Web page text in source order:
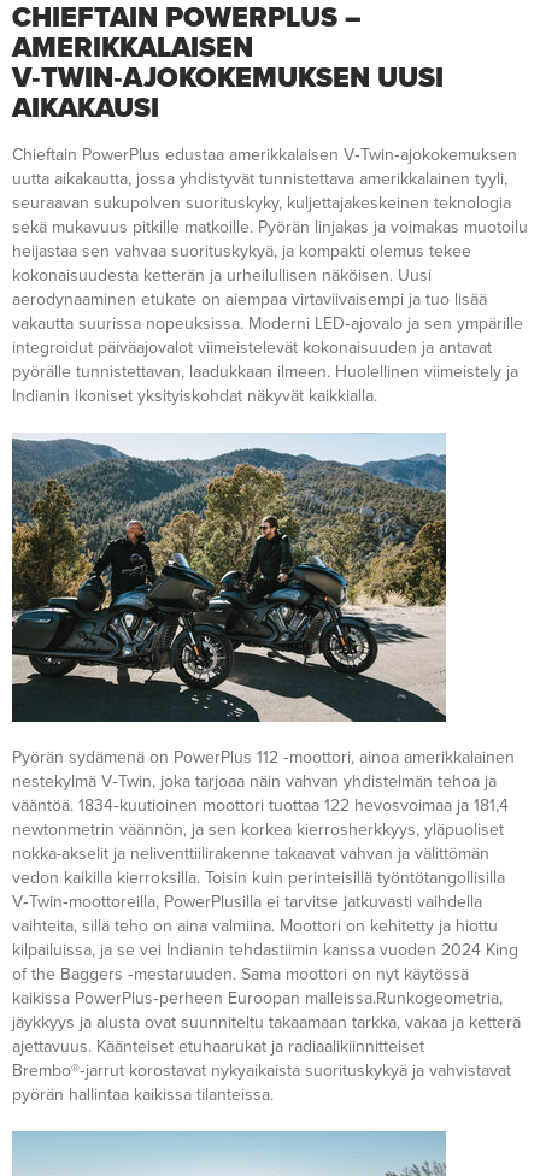
CHIEFTAIN POWERPLUS –
AMERIKKALAISEN
V‑TWIN‑AJOKOKEMUKSEN UUSI
AIKAKAUSI
Chieftain PowerPlus edustaa amerikkalaisen V‑Twin‑ajokokemuksen
uutta aikakautta, jossa yhdistyvät tunnistettava amerikkalainen tyyli,
seuraavan sukupolven suorituskyky, kuljettajakeskeinen teknologia
sekä mukavuus pitkille matkoille. Pyörän linjakas ja voimakas muotoilu
heijastaa sen vahvaa suorituskykyä, ja kompakti olemus tekee
kokonaisuudesta ketterän ja urheilullisen näköisen. Uusi
aerodynaaminen etukate on aiempaa virtaviivaisempi ja tuo lisää
vakautta suurissa nopeuksissa. Moderni LED‑ajovalo ja sen ympärille
integroidut päiväajovalot viimeistelevät kokonaisuuden ja antavat
pyörälle tunnistettavan, laadukkaan ilmeen. Huolellinen viimeistely ja
Indianin ikoniset yksityiskohdat näkyvät kaikkialla.
Pyörän sydämenä on PowerPlus 112 ‑moottori, ainoa amerikkalainen
nestekylmä V‑Twin, joka tarjoaa näin vahvan yhdistelmän tehoa ja
vääntöä. 1834‑kuutioinen moottori tuottaa 122 hevosvoimaa ja 181,4
newtonmetrin väännön, ja sen korkea kierrosherkkyys, yläpuoliset
nokka-akselit ja neliventtiilirakenne takaavat vahvan ja välittömän
vedon kaikilla kierroksilla. Toisin kuin perinteisillä työntötangollisilla
V‑Twin‑moottoreilla, PowerPlusilla ei tarvitse jatkuvasti vaihdella
vaihteita, sillä teho on aina valmiina. Moottori on kehitetty ja hiottu
kilpailuissa, ja se vei Indianin tehdastiimin kanssa vuoden 2024 King
of the Baggers ‑mestaruuden. Sama moottori on nyt käytössä
kaikissa PowerPlus‑perheen Euroopan malleissa.Runkogeometria,
jäykkyys ja alusta ovat suunniteltu takaamaan tarkka, vakaa ja ketterä
ajettavuus. Käänteiset etuhaarukat ja radiaalikiinnitteiset
Brembo®‑jarrut korostavat nykyaikaista suorituskykyä ja vahvistavat
pyörän hallintaa kaikissa tilanteissa.